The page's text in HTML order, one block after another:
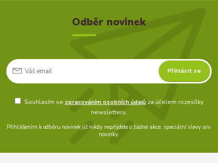
Odběr novinek
Přihlásit se
Souhlasím se zpracováním osobních údajůza účelem rozesílky
newsletteru.
Přihlášením k odběru novinek již nikdy nepřijdete o žádné akce, speciální slevy ani
novinky.